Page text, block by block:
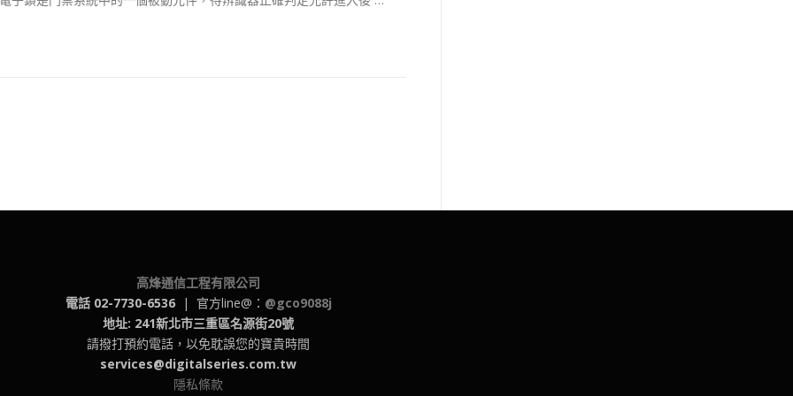
高烽通信工程有限公司
電話 02-7730-6536 | 官方line@： @gco9088j
地址: 241新北市三重區名源街20號
請撥打預約電話，以免耽誤您的寶貴時間
services@digitalseries.com.tw
隱私條款